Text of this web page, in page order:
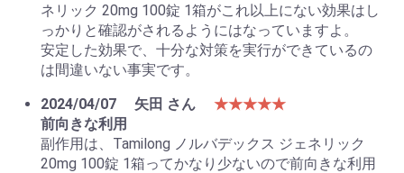
ネリック 20mg 100錠 1箱がこれ以上にない効果はし
っかりと確認がされるようにはなっていますよ。
安定した効果で、十分な対策を実行ができているの
は間違いない事実です。
2024/04/07
矢田 さん
★★★★★
前向きな利用
副作用は、Tamilong ノルバデックス ジェネリック
20mg 100錠 1箱ってかなり少ないので前向きな利用